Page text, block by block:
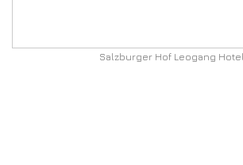
Salzburger Hof Leogang Hotel